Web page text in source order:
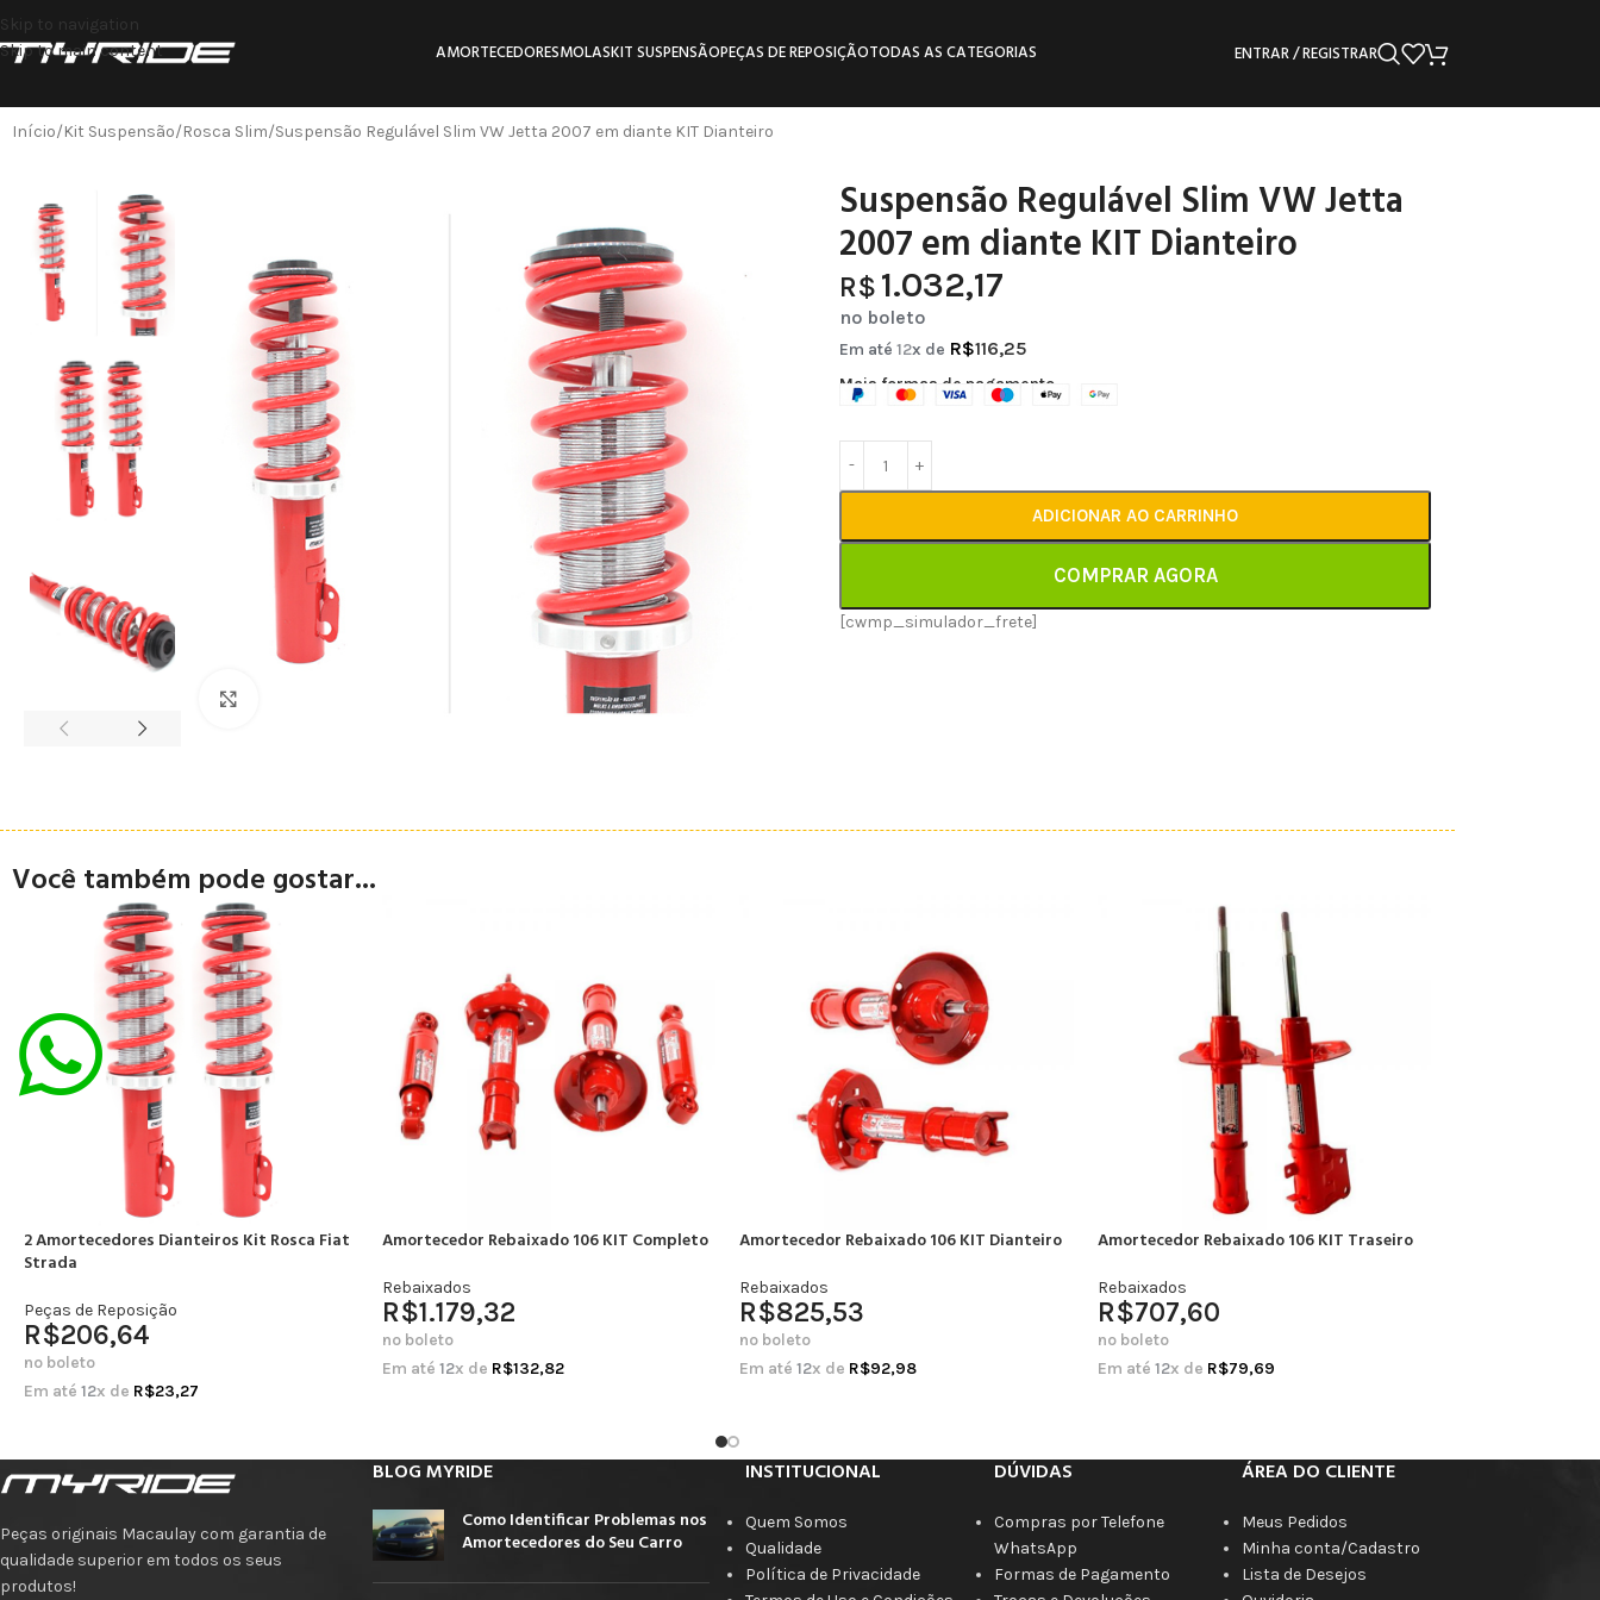
Skip to navigation
Skip to main content
AMORTECEDORESMOLASKIT SUSPENSÃOPEÇAS DE REPOSIÇÃOTODAS AS CATEGORIAS ENTRAR / REGISTRAR
Início Kit Suspensão Rosca Slim Suspensão Regulável Slim VW Jetta 2007 em diante KIT Dianteiro
Suspensão Regulável Slim VW Jetta
2007 em diante KIT Dianteiro
R$ 1.032,17
no boleto
Em até12x de R$116,25
Mais formas de pagamento
ADICIONAR AO CARRINHO
COMPRAR AGORA
[cwmp_simulador_frete]
Você também pode gostar...
2 Amortecedores Dianteiros Kit Rosca Fiat
Strada
Peças de Reposição
R$206,64
no boleto
Em até 12x de R$23,27
Amortecedor Rebaixado 106 KIT Completo
Rebaixados
R$1.179,32
no boleto
Em até 12x de R$132,82
Amortecedor Rebaixado 106 KIT Dianteiro
Rebaixados
R$825,53
no boleto
Em até 12x de R$92,98
Amortecedor Rebaixado 106 KIT Traseiro
Rebaixados
R$707,60
no boleto
Em até 12x de R$79,69
Peças originais Macaulay com garantia de
qualidade superior em todos os seus
produtos!
BLOG MYRIDE
Como Identificar Problemas nos
Amortecedores do Seu Carro
INSTITUCIONAL
Quem Somos
Qualidade
Política de Privacidade
DÚVIDAS
Compras por Telefone
WhatsApp
Formas de Pagamento
ÁREA DO CLIENTE
Meus Pedidos
Minha conta/Cadastro
Lista de Desejos